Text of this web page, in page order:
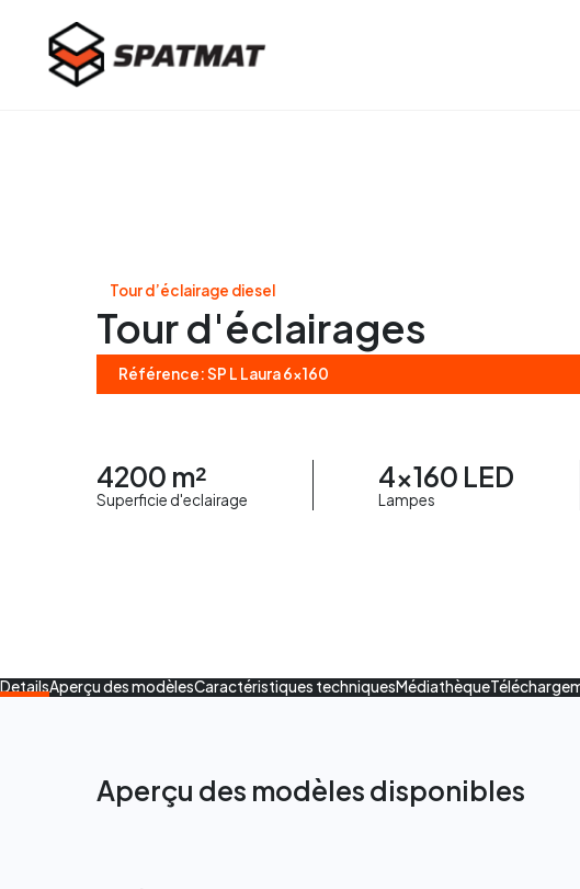
Tour d’éclairage diesel
Tour d'éclairages
Référence: SP L Laura 6x160
4200 m²
Superficie d'eclairage
4x160 LED
Lampes
DetailsAperçu des modèlesCaractéristiques techniquesMédiathèque
Aperçu des modèles disponibles